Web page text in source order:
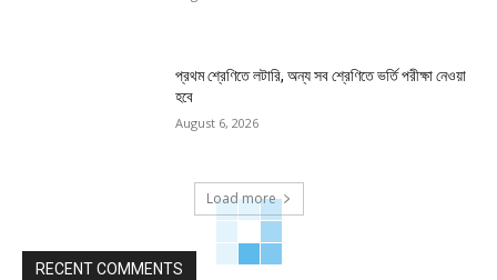
প্রথম শ্রেণিতে লটারি, অন্য সব শ্রেণিতে ভর্তি পরীক্ষা নেওয়া
হবে
August 6, 2026
Load more
RECENT COMMENTS